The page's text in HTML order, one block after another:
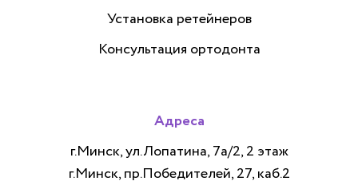
Установка ретейнеров
Консультация ортодонта
Адреса
г.Минск, ул.Лопатина, 7а/2, 2 этаж
г.Минск, пр.Победителей, 27, каб.2